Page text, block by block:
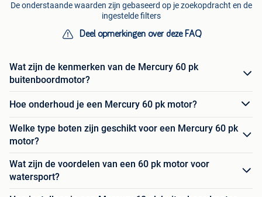
De onderstaande waarden zijn gebaseerd op je zoekopdracht en de
ingestelde filters
Deel opmerkingen over deze FAQ
Wat zijn de kenmerken van de Mercury 60 pk
buitenboordmotor?
Hoe onderhoud je een Mercury 60 pk motor?
Welke type boten zijn geschikt voor een Mercury 60 pk
motor?
Wat zijn de voordelen van een 60 pk motor voor
watersport?